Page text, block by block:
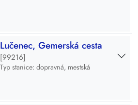
Lučenec, Gemerská cesta
[99216]
Typ stanice: dopravná, mestská